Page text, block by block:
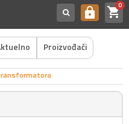
https shopping_cart0
Proizvođači